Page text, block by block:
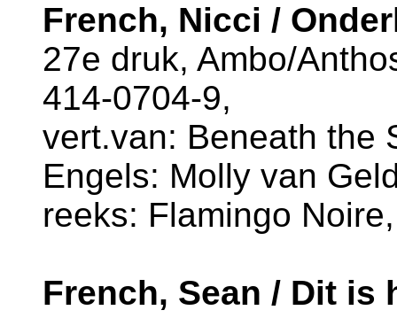
French, Nicci /
27e druk, Ambo/
414-0704-9,
vert.van: Beneath the
Engels: Molly van
reeks: Flamingo
French, Sean / Dit is